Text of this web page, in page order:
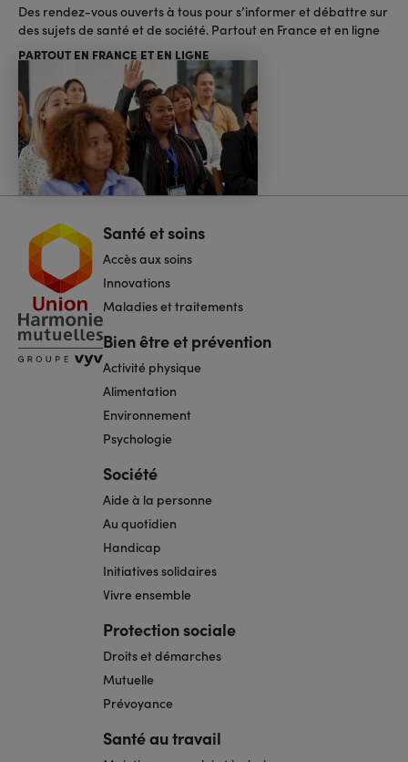
Des rendez-vous ouverts à tous pour s’informer et débattre sur
des sujets de santé et de société. Partout en France et en ligne
PARTOUT EN FRANCE ET EN LIGNE
Navigation
pied
de
page
Santé et soins
Accès aux soins
Innovations
Maladies et traitements
Bien être et prévention
Activité physique
Alimentation
Environnement
Psychologie
Société
Aide à la personne
Au quotidien
Handicap
Initiatives solidaires
Vivre ensemble
Protection sociale
Droits et démarches
Mutuelle
Prévoyance
Santé au travail